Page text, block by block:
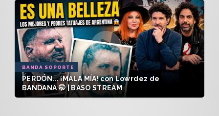
BANDA SOPORTE
PERDÓN... ¡MALA MÍA! con Lowrdez de
BANDANA 🤭 | BASO STREAM